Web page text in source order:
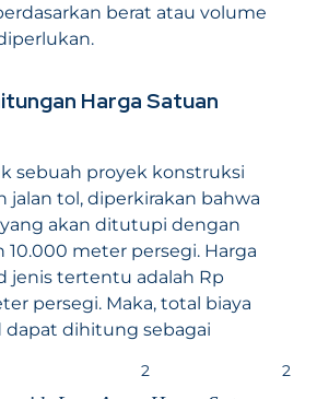
berat atau volume
Harga Satuan
sebuah proyek konstruksi
jalan tol, diperkirakan bahwa
akan ditutupi dengan
10.000 meter persegi. Harga
jenis tertentu adalah Rp
persegi. Maka, total biaya
dihitung sebagai
2 2